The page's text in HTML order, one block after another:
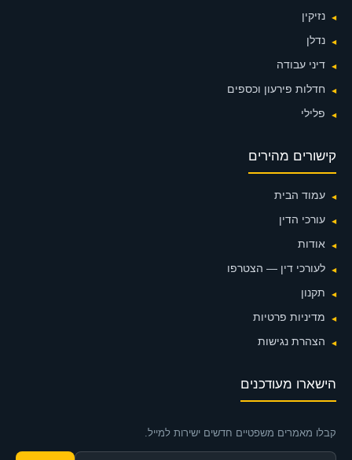
נזיקין
נדלן
דיני עבודה
חדלות פירעון וכספים
פלילי
קישורים מהירים
עמוד הבית
עורכי הדין
אודות
לעורכי דין — הצטרפו
תקנון
מדיניות פרטיות
הצהרת נגישות
הישארו מעודכנים
קבלו מאמרים משפטיים חדשים ישירות למייל.